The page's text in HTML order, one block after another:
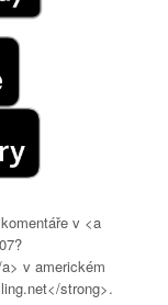
v <a
v americkém
strong>.